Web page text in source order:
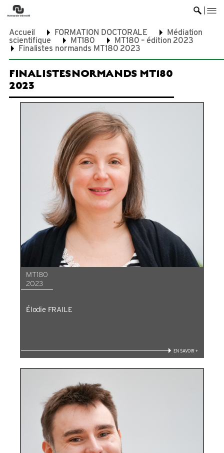
Accueil FORMATION DOCTORALE
Médiation
scientifique
MT180
MT180 – édition 2023
Finalistes normands MT180 2023
FINALISTESNORMANDS MT180
2023
MT180
2023
Élodie FRAILE
EN SAVOIR +